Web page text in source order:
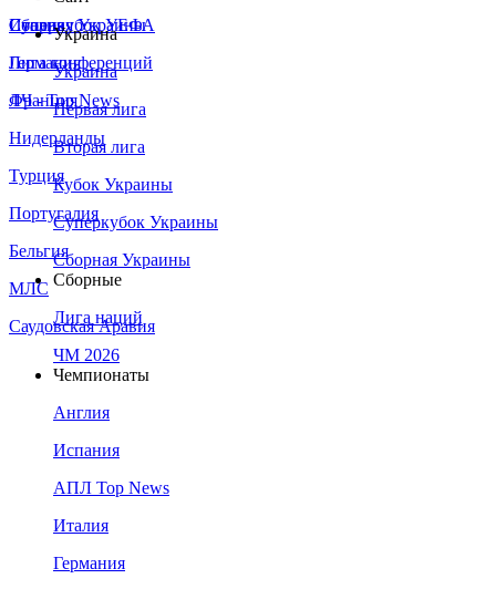
Сборная Украины
Италия
Германия
Франция
Нидерланды
Турция
Португалия
Бельгия
МЛС
Саудовская Аравия
Суперкубок УЕФА
Лига конференций
ЛЧ - Top News
Украина
Украина
Первая лига
Вторая лига
Кубок Украины
Суперкубок Украины
Сборная Украины
Сборные
Лига наций
ЧМ 2026
Чемпионаты
Англия
Испания
АПЛ Top News
Италия
Германия